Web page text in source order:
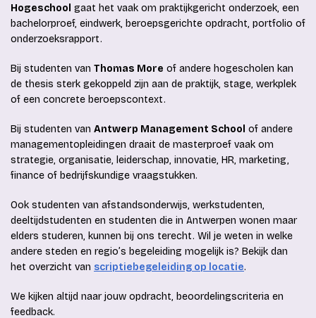
Hogeschool gaat het vaak om praktijkgericht onderzoek, een
bachelorproef, eindwerk, beroepsgerichte opdracht, portfolio of
onderzoeksrapport.
Bij studenten van Thomas More of andere hogescholen kan
de thesis sterk gekoppeld zijn aan de praktijk, stage, werkplek
of een concrete beroepscontext.
Bij studenten van Antwerp Management School of andere
managementopleidingen draait de masterproef vaak om
strategie, organisatie, leiderschap, innovatie, HR, marketing,
finance of bedrijfskundige vraagstukken.
Ook studenten van afstandsonderwijs, werkstudenten,
deeltijdstudenten en studenten die in Antwerpen wonen maar
elders studeren, kunnen bij ons terecht. Wil je weten in welke
andere steden en regio’s begeleiding mogelijk is? Bekijk dan
het overzicht van scriptiebegeleiding op locatie.
We kijken altijd naar jouw opdracht, beoordelingscriteria en
feedback.